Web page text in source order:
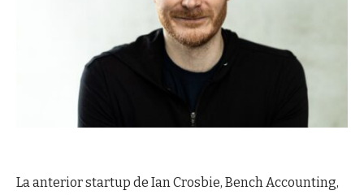
La anterior startup de Ian Crosbie, Bench Accounting,